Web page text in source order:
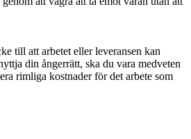
till att arbetet eller leveransen kan
din ångerrätt, ska du vara medveten
rimliga kostnader för det arbete som